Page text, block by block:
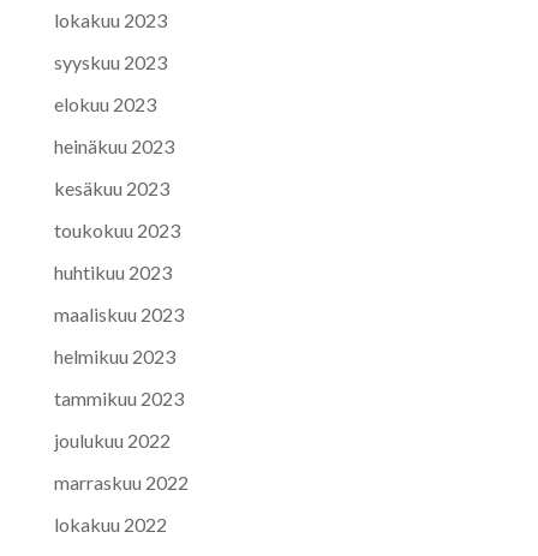
lokakuu 2023
syyskuu 2023
elokuu 2023
heinäkuu 2023
kesäkuu 2023
toukokuu 2023
huhtikuu 2023
maaliskuu 2023
helmikuu 2023
tammikuu 2023
joulukuu 2022
marraskuu 2022
lokakuu 2022